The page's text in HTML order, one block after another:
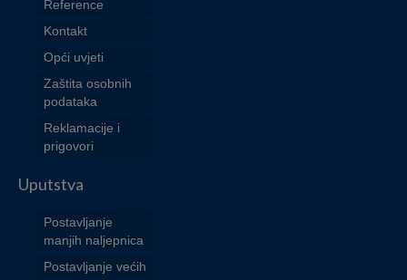
Reference
Kontakt
Opći uvjeti
Zaštita osobnih
podataka
Reklamacije i
prigovori
Uputstva
Postavljanje
manjih naljepnica
Postavljanje većih